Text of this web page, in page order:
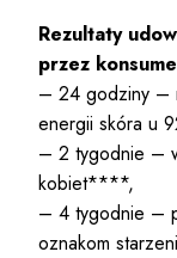
Rezultaty
przez
– 24 godziny –
energii skóra u
– 2 tygodnie –
kobiet****,
– 4 tygodnie –
oznakom